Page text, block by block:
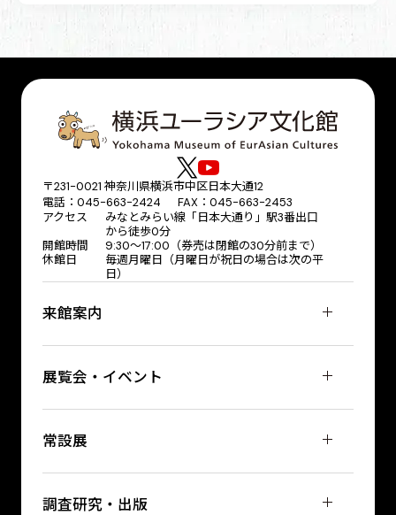
〒231-0021 神奈川県横浜市中区日本大通12
電話：045-663-2424 FAX：045-663-2453
アクセス
みなとみらい線「日本大通り」駅3番出口
から徒歩0分
開館時間
9:30～17:00（券売は閉館の30分前まで）
休館日
毎週月曜日（月曜日が祝日の場合は次の平
日）
来館案内
展覧会・イベント
常設展
調査研究・出版